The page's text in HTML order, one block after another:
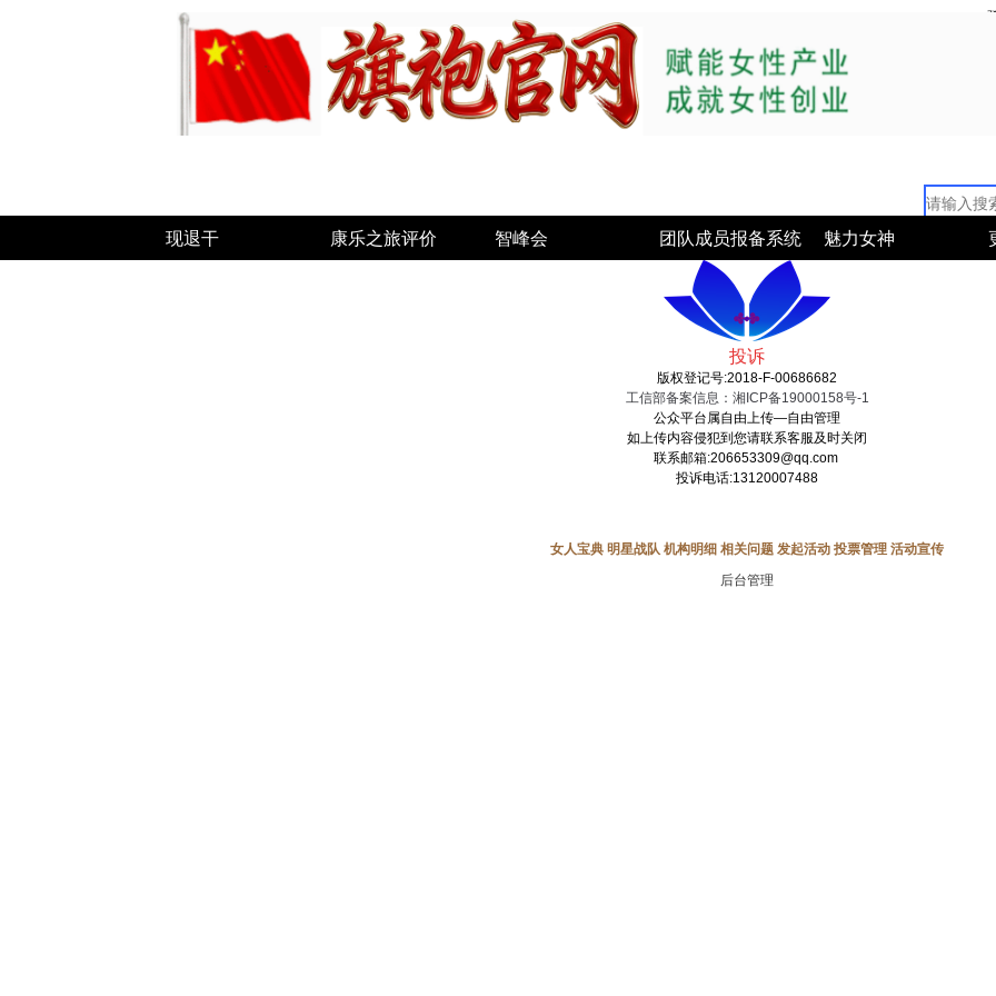
现退干 康乐之旅评价 智峰会 团队成员报备系统 魅力女神
投诉
版权登记号:2018-F-00686682
工信部备案信息：湘ICP备19000158号-1
公众平台属自由上传—自由管理
如上传内容侵犯到您请联系客服及时关闭
联系邮箱:206653309@qq.com
投诉电话:13120007488
女人宝典 明星战队 机构明细 相关问题 发起活动 投票管理 活动宣传
后台管理